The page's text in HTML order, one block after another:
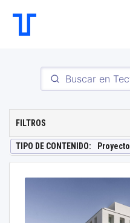
FILTROS
TIPO DE CONTENIDO: Proyecto